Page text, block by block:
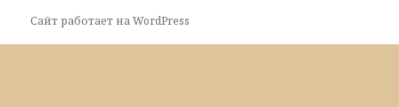
Сайт работает на WordPress